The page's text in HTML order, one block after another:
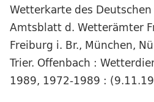
Wetterkarte des
Amtsblatt d. Wetterämter
Freiburg i. Br., München,
Trier. Offenbach :
1989, 1972-1989 :